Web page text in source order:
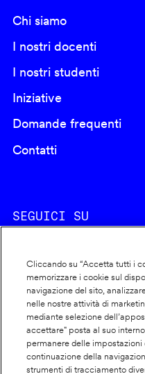
Chi siamo
I nostri docenti
I nostri studenti
Iniziative
Domande frequenti
Contatti
SEGUICI SU
Footer
info
Cookie policy
Dichiarazione di
Privacy
Cliccando su “Accetta tutti i
memorizzare i cookie sul
navigazione del sito,
nelle nostre attività di
mediante selezione
accettare" posta al suo
permanere delle impostazioni
continuazione della
strumenti di tracciamento